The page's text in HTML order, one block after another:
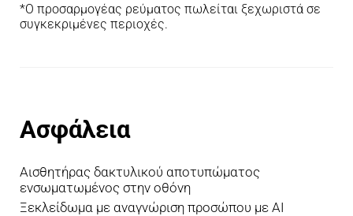
*Ο προσαρμογέας ρεύματος πωλείται ξεχωριστά σε
συγκεκριμένες περιοχές.
Ασφάλεια
Αισθητήρας δακτυλικού αποτυπώματος
ενσωματωμένος στην οθόνη
Ξεκλείδωμα με αναγνώριση προσώπου με AI